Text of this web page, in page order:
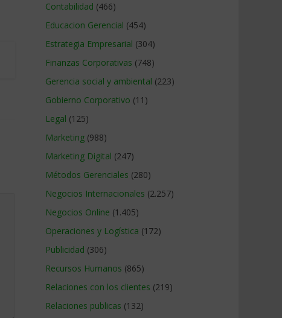
Contabilidad (466)
Educacion Gerencial (454)
Estrategia Empresarial (304)
Finanzas Corporativas (748)
Gerencia social y ambiental (223)
Gobierno Corporativo (11)
Legal (125)
Marketing (988)
Marketing Digital (247)
Métodos Gerenciales (280)
Negocios Internacionales (2.257)
Negocios Online (1.405)
Operaciones y Logística (172)
Publicidad (306)
Recursos Humanos (865)
Relaciones con los clientes (219)
Relaciones publicas (132)